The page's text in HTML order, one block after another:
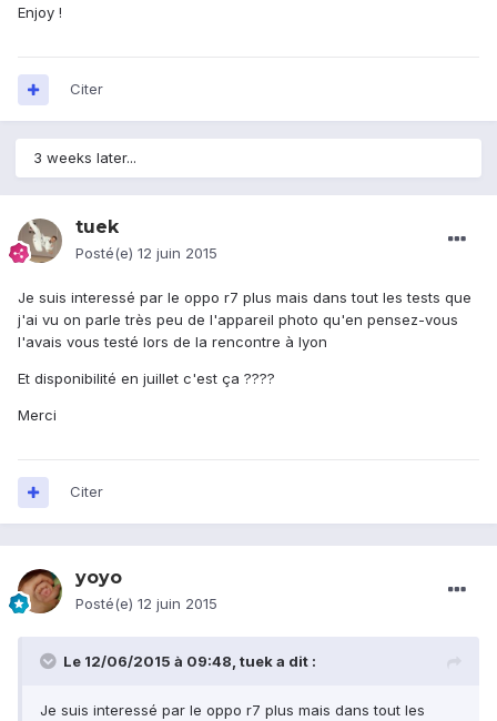
Enjoy !
Citer
3 weeks later...
tuek
Posté(e) 12 juin 2015
Je suis interessé par le oppo r7 plus mais dans tout les tests que
j'ai vu on parle très peu de l'appareil photo qu'en pensez-vous
l'avais vous testé lors de la rencontre à lyon
Et disponibilité en juillet c'est ça ????
Merci
Citer
yoyo
Posté(e) 12 juin 2015
Le 12/06/2015 à 09:48, tuek a dit :
Je suis interessé par le oppo r7 plus mais dans tout les